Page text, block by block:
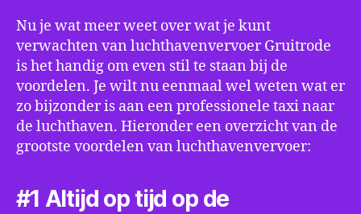
Nu je wat meer weet over wat je kunt
verwachten van luchthavenvervoer Gruitrode
is het handig om even stil te staan bij de
voordelen. Je wilt nu eenmaal wel weten wat er
zo bijzonder is aan een professionele taxi naar
de luchthaven. Hieronder een overzicht van de
grootste voordelen van luchthavenvervoer:
#1 Altijd op tijd op de